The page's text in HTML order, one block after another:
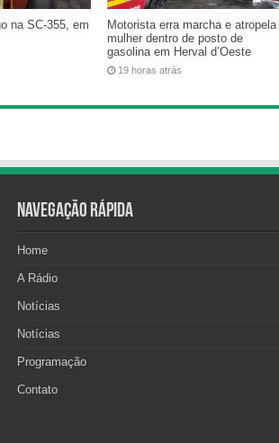
na SC-355, em
Motorista erra marcha e atropela
mulher dentro de posto de
gasolina em Herval d’Oeste
19 horas atrás
Navegação Rápida
Home
A Rádio
Notícias
Notícias
Programação
Contato